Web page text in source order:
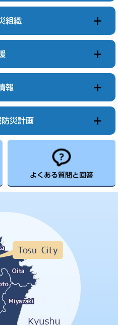
組織
報
災計画
よくある質問と回答